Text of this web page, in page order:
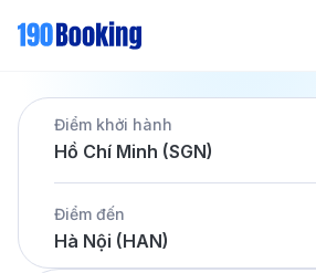
Trang chủ
Vé máy bay
Dịch vụ
Khách sạn
Tin tứcLiên hệ
Điểm khởi hành
Hồ Chí Minh (SGN)
Điểm đến
Hà Nội (HAN)